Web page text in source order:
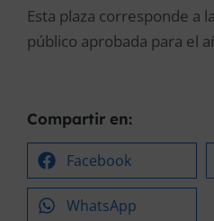
Esta plaza corresponde a
público aprobada para el
Compartir en:
Facebook
WhatsApp